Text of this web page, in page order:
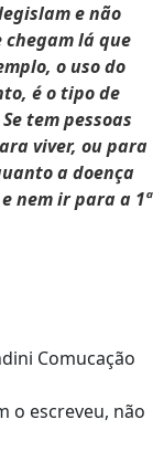
e não
lá que
o uso do
é o tipo de
tem pessoas
viver, ou para
a doença
nem ir para a 1ª
Comucação
o escreveu, não